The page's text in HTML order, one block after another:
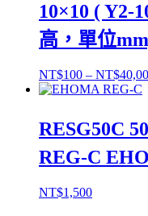
10×10 ( Y2-
高，單位
NT$100 – NT$
RESG50C
REG-C
NT$1,500